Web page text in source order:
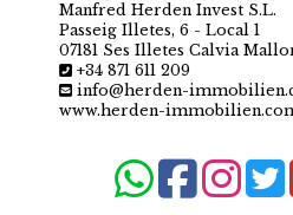
Manfred Herden Invest S.L.
Passeig Illetes, 6 - Local 1
07181 Ses Illetes Calvia
+34 871 611 209
info@herden-
www.herden-